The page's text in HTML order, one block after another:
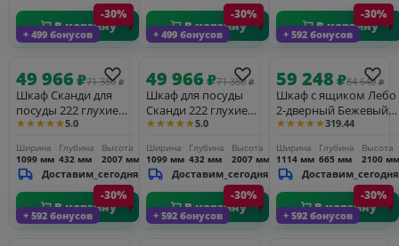
В корзину В корзину В корзину
+ 499 бонусов
-30%
49 966₽71 380 ₽
Шкаф Сканди для
посуды 222 глухие
двери, белый/антик
★★★★★5.0
Ширина
1099 мм
Глубина
432 мм
Высота
2007 мм
Доставим_сегодня
В корзину
+ 499 бонусов
-30%
49 966₽71 380 ₽
Шкаф для посуды
Сканди 222 глухие
двери, серый 7046/
★★★★★5.0
Ширина
1099 мм
Глубина
432 мм
Высота
2007 мм
Доставим_сегодня
В корзину
+ 592 бонусов
-30%
59 248₽84 640 ₽
Шкаф с ящиком Лебо
2-дверный Бежевый
воск/Антик
★★★★★319.44
Ширина
1114 мм
Глубина
665 мм
Высота
2100 мм
Доставим_сегодня
В корзину
+ 592 бонусов
-30%
+ 592 бонусов
-30%
+ 592 бонусов
-30%